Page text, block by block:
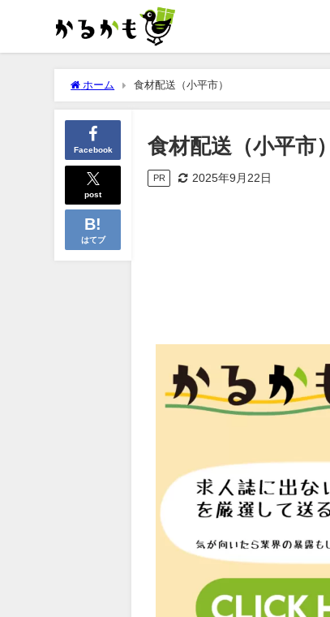
ホーム 食材配送（小平市）
Facebook
post
はてブ
食材配送（小平市）
PR 2025年9月22日